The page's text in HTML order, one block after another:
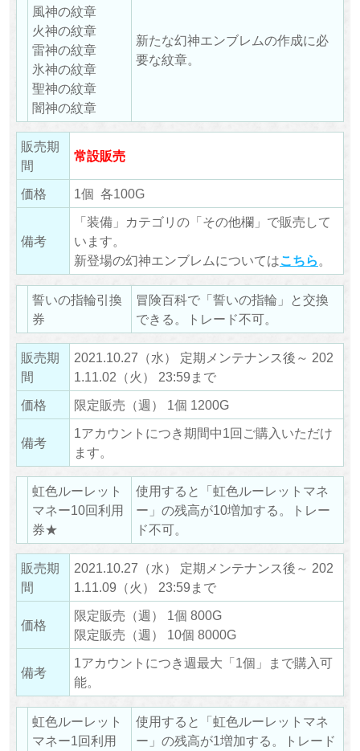
風神の紋章
火神の紋章
雷神の紋章
氷神の紋章
聖神の紋章
闇神の紋章
新たな幻神エンブレムの作成に必
要な紋章。
販売期
間
常設販売
価格 1個 各100G
備考
「装備」カテゴリの「その他欄」で販売して
います。
新登場の幻神エンブレムについてはこちら 。
誓いの指輪引換
券
冒険百科で「誓いの指輪」と交換
できる。トレード不可。
販売期
間
2021.10.27（水） 定期メンテナンス後～ 202
1.11.02（火） 23:59まで
価格
限定販売（週） 1個 1200G
備考
1アカウントにつき期間中1回ご購入いただけ
ます。
虹色ルーレット
マネー10回利用
券★
使用すると「虹色ルーレットマネ
ー」の残高が10増加する。トレー
ド不可。
販売期
間
2021.10.27（水） 定期メンテナンス後～ 202
1.11.09（火） 23:59まで
価格
限定販売（週） 1個 800G
限定販売（週） 10個 8000G
備考
1アカウントにつき週最大「1個」まで購入可
能。
虹色ルーレット
マネー1回利用
使用すると「虹色ルーレットマネ
ー」の残高が1増加する。トレード